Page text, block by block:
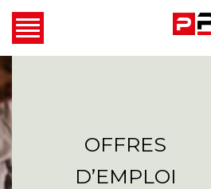
OFFRES
D’EMPLOI